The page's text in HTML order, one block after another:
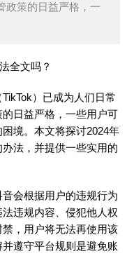
政策的日益严格，一
全文吗？
）已成为人们日常
日益严格，一些用户可
境。本文将探讨2024年
法，并提供一些实用的
会根据用户的违规行为
违规内容、侵犯他人权
，用户将无法再使用该
遵守平台规则是避免账